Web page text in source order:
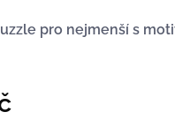
pro nejmenší s